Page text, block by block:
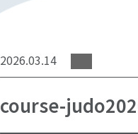
2026.03.14
course-